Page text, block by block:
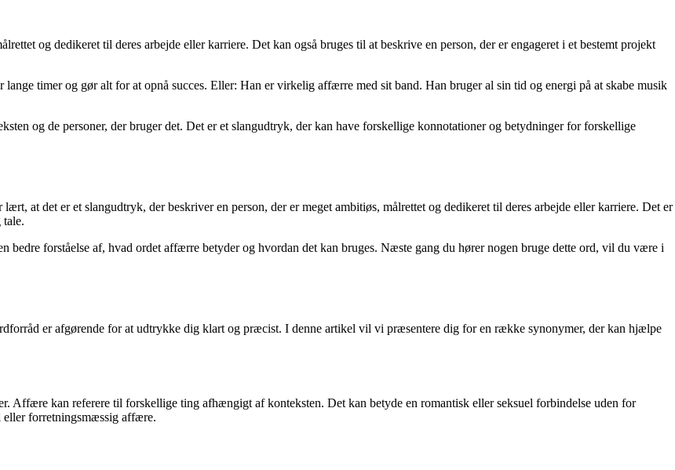
og dedikeret til deres arbejde eller karriere. Det kan også bruges til at beskrive en person, der er engageret i et bestemt projekt
timer og gør alt for at opnå succes. Eller: Han er virkelig affærre med sit band. Han bruger al sin tid og energi på at skabe musik
og de personer, der bruger det. Det er et slangudtryk, der kan have forskellige konnotationer og betydninger for forskellige
at det er et slangudtryk, der beskriver en person, der er meget ambitiøs, målrettet og dedikeret til deres arbejde eller karriere. Det er
tale.
forståelse af, hvad ordet affærre betyder og hvordan det kan bruges. Næste gang du hører nogen bruge dette ord, vil du være i
er afgørende for at udtrykke dig klart og præcist. I denne artikel vil vi præsentere dig for en række synonymer, der kan hjælpe
Affære kan referere til forskellige ting afhængigt af konteksten. Det kan betyde en romantisk eller seksuel forbindelse uden for
eller forretningsmæssig affære.